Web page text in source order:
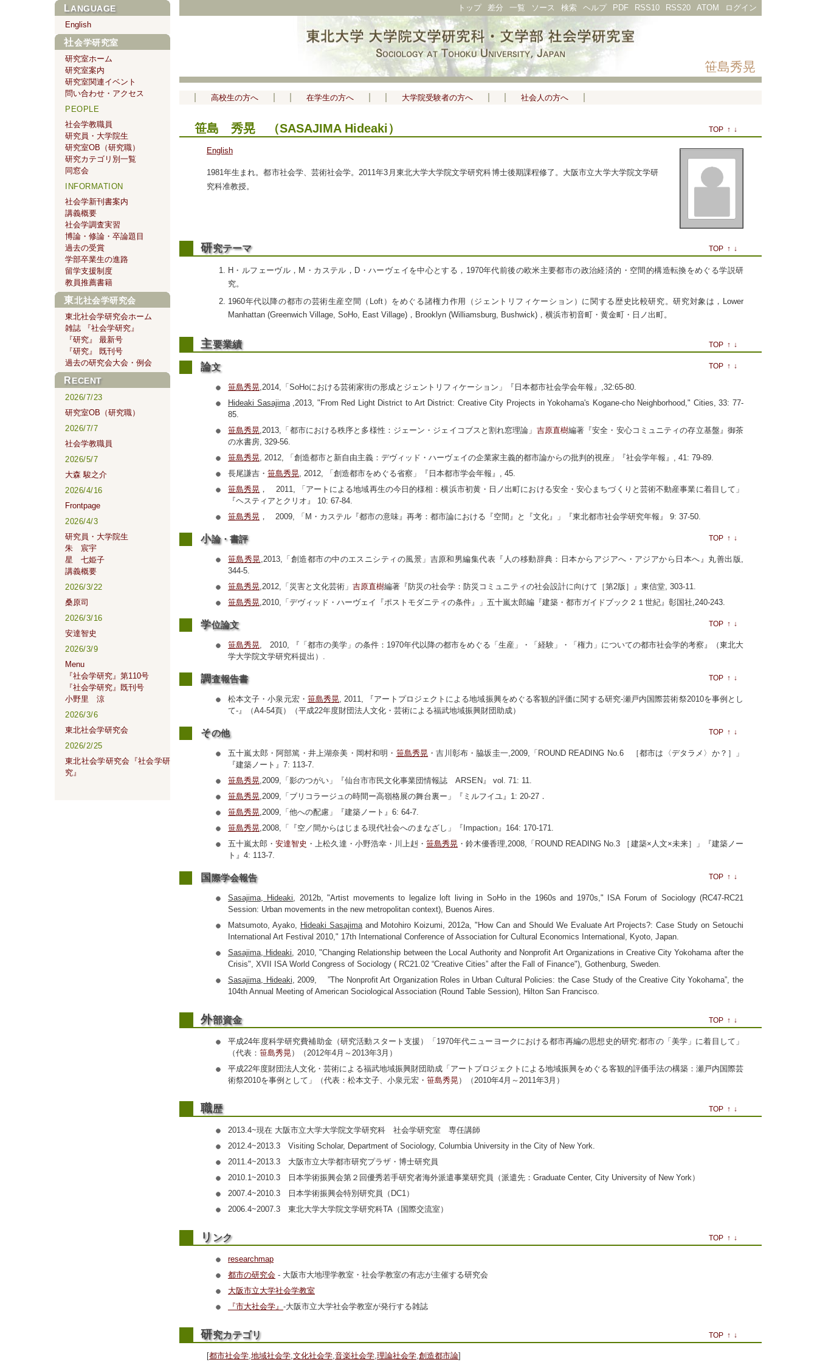
トップ 差分 一覧 ソース 検索 ヘルプ PDF RSS10 RSS20 ATOM ログイン
笹島秀晃
高校生の方へ 在学生の方へ 大学院受験者の方へ 社会人の方へ
笹島 秀晃 （SASAJIMA Hideaki） TOP ↑ ↓
English
1981年生まれ。都市社会学、芸術社会学。2011年3月東北大学大学院文学研究科博士後期課程修了。大阪市立大学大学院文学研
究科准教授。
研究テーマ TOP ↑ ↓
H・ルフェーヴル，M・カステル，D・ハーヴェイを中心とする，1970年代前後の欧米主要都市の政治経済的・空間的構造転換をめぐる学説研
究。
1960年代以降の都市の芸術生産空間（Loft）をめぐる諸権力作用（ジェントリフィケーション）に関する歴史比較研究。研究対象は，Lower
Manhattan (Greenwich Village, SoHo, East Village)，Brooklyn (Williamsburg, Bushwick)，横浜市初音町・黄金町・日ノ出町。
主要業績 TOP ↑ ↓
論文 TOP ↑ ↓
笹島秀晃 ,2014,「SoHoにおける芸術家街の形成とジェントリフィケーション」『日本都市社会学会年報』,32:65-80.
Hideaki Sasajima,2013, "From Red Light District to Art District: Creative City Projects in Yokohama's Kogane-cho Neighborhood," Cities, 33: 77-
85.
笹島秀晃 ,2013,「都市における秩序と多様性：ジェーン・ジェイコブスと割れ窓理論」 吉原直樹編著『安全・安心コミュニティの存立基盤』御茶
の水書房, 329-56.
笹島秀晃 , 2012, 「創造都市と新自由主義：デヴィッド・ハーヴェイの企業家主義的都市論からの批判的視座」『社会学年報』, 41: 79-89.
長尾謙吉・ 笹島秀晃 , 2012, 「創造都市をめぐる省察」『日本都市学会年報』, 45.
笹島秀晃 ， 2011, 「アートによる地域再生の今日的様相：横浜市初黄・日ノ出町における安全・安心まちづくりと芸術不動産事業に着目して」
『ヘスティアとクリオ』 10: 67-84.
笹島秀晃 ， 2009, 「M・カステル『都市の意味』再考：都市論における『空間』と『文化』」『東北都市社会学研究年報』 9: 37-50.
小論・書評 TOP ↑ ↓
笹島秀晃 ,2013,「創造都市の中のエスニシティの風景」吉原和男編集代表『人の移動辞典：日本からアジアへ・アジアから日本へ』丸善出版,
344-5.
笹島秀晃 ,2012,「災害と文化芸術」 吉原直樹編著『防災の社会学：防災コミュニティの社会設計に向けて［第2版］』東信堂, 303-11.
笹島秀晃 ,2010,「デヴィッド・ハーヴェイ『ポストモダニティの条件』」五十嵐太郎編『建築・都市ガイドブック２１世紀』彰国社,240-243.
学位論文 TOP ↑ ↓
笹島秀晃 , 2010, 『「都市の美学」の条件：1970年代以降の都市をめぐる「生産」・「経験」・「権力」についての都市社会学的考察』（東北大
学大学院文学研究科提出）.
調査報告書 TOP ↑ ↓
松本文子・小泉元宏・ 笹島秀晃 , 2011, 『アートプロジェクトによる地域振興をめぐる客観的評価に関する研究-瀬戸内国際芸術祭2010を事例とし
て-』（A4-54頁）（平成22年度財団法人文化・芸術による福武地域振興財団助成）
その他 TOP ↑ ↓
五十嵐太郎・阿部篤・井上湖奈美・岡村和明・ 笹島秀晃 ・吉川彰布・脇坂圭一,2009,「ROUND READING No.6 ［都市は〈デタラメ〉か？］」
『建築ノート』7: 113-7.
笹島秀晃 ,2009,「影のつがい」『仙台市市民文化事業団情報誌 ARSEN』 vol. 71: 11.
笹島秀晃 ,2009,「ブリコラージュの時間ー高嶺格展の舞台裏ー」『ミルフイユ』1: 20-27．
笹島秀晃 ,2009,「他への配慮」『建築ノート』6: 64-7.
笹島秀晃 ,2008,「『空／間からはじまる現代社会へのまなざし」『Impaction』164: 170-171.
五十嵐太郎・安達智史 ・上松久達・小野浩幸・川上赳・ 笹島秀晃 ・鈴木優香理,2008,「ROUND READING No.3 ［建築×人文×未来］」『建築ノー
ト』4: 113-7.
国際学会報告 TOP ↑ ↓
Sasajima, Hideaki , 2012b, "Artist movements to legalize loft living in SoHo in the 1960s and 1970s," ISA Forum of Sociology (RC47-RC21
Session: Urban movements in the new metropolitan context), Buenos Aires.
Matsumoto, Ayako, Hideaki Sasajimaand Motohiro Koizumi, 2012a, "How Can and Should We Evaluate Art Projects?: Case Study on Setouchi
International Art Festival 2010," 17th International Conference of Association for Cultural Economics International, Kyoto, Japan.
Sasajima, Hideaki , 2010, "Changing Relationship between the Local Authority and Nonprofit Art Organizations in Creative City Yokohama after the
Crisis", XVII ISA World Congress of Sociology ( RC21.02 “Creative Cities” after the Fall of Finance"), Gothenburg, Sweden.
Sasajima, Hideaki , 2009, ”The Nonprofit Art Organization Roles in Urban Cultural Policies: the Case Study of the Creative City Yokohama”, the
104th Annual Meeting of American Sociological Association (Round Table Session), Hilton San Francisco.
外部資金 TOP ↑ ↓
平成24年度科学研究費補助金（研究活動スタート支援）「1970年代ニューヨークにおける都市再編の思想史的研究:都市の「美学」に着目して」
（代表： 笹島秀晃 ）（2012年4月～2013年3月）
平成22年度財団法人文化・芸術による福武地域振興財団助成「アートプロジェクトによる地域振興をめぐる客観的評価手法の構築：瀬戸内国際芸
術祭2010を事例として」（代表：松本文子、小泉元宏・ 笹島秀晃 ）（2010年4月～2011年3月）
職歴 TOP ↑ ↓
2013.4~現在 大阪市立大学大学院文学研究科 社会学研究室 専任講師
2012.4~2013.3 Visiting Scholar, Department of Sociology, Columbia University in the City of New York.
2011.4~2013.3 大阪市立大学都市研究プラザ・博士研究員
2010.1~2010.3 日本学術振興会第２回優秀若手研究者海外派遣事業研究員（派遣先：Graduate Center, City University of New York）
2007.4~2010.3 日本学術振興会特別研究員（DC1）
2006.4~2007.3 東北大学大学院文学研究科TA（国際交流室）
リ ンク TOP ↑ ↓
researchmap
都市の研究会 - 大阪市大地理学教室・社会学教室の有志が主催する研究会
大阪市立大学社会学教室
『市大社会学』 -大阪市立大学社会学教室が発行する雑誌
研究カテゴリ TOP ↑ ↓
[都市社会学 地域社会学 文化社会学 音楽社会学 理論社会学 創造都市論]
LANGUAGE
English
社会学研究室
研究室ホーム
研究室案内
研究室関連イベント
問い合わせ・アクセス
PEOPLE
社会学教職員
研究員・大学院生
研究室OB（研究職）
研究カテゴリ別一覧
同窓会
INFORMATION
社会学新刊書案内
講義概要
社会学調査実習
博論・修論・卒論題目
過去の受賞
学部卒業生の進路
留学支援制度
教員推薦書籍
東北社会学研究会
東北社会学研究会ホーム
雑誌 『社会学研究』
『研究』 最新号
『研究』 既刊号
過去の研究会大会・例会
RECENT
2026/7/23
研究室OB（研究職）
2026/7/7
社会学教職員
2026/5/7
大森 駿之介
2026/4/16
Frontpage
2026/4/3
研究員・大学院生
朱 宸宇
星 七姫子
講義概要
2026/3/22
桑原司
2026/3/16
安達智史
2026/3/9
Menu
『社会学研究』第110号
『社会学研究』既刊号
小野里 涼
2026/3/6
東北社会学研究会
2026/2/25
東北社会学研究会『社会学研
究』